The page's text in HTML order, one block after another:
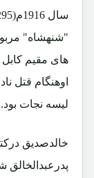
"شنهشاه"
های مقیم
لیسه نجات بود.
خالدصدیق